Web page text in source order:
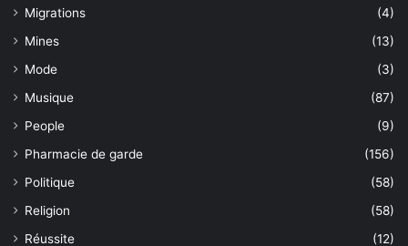
Migrations
(4)
Mines
(13)
Mode
(3)
Musique
(87)
People
(9)
Pharmacie de garde
(156)
Politique
(58)
Religion
(58)
Réussite
(12)